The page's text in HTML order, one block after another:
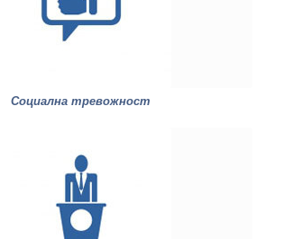
Социална тревожност